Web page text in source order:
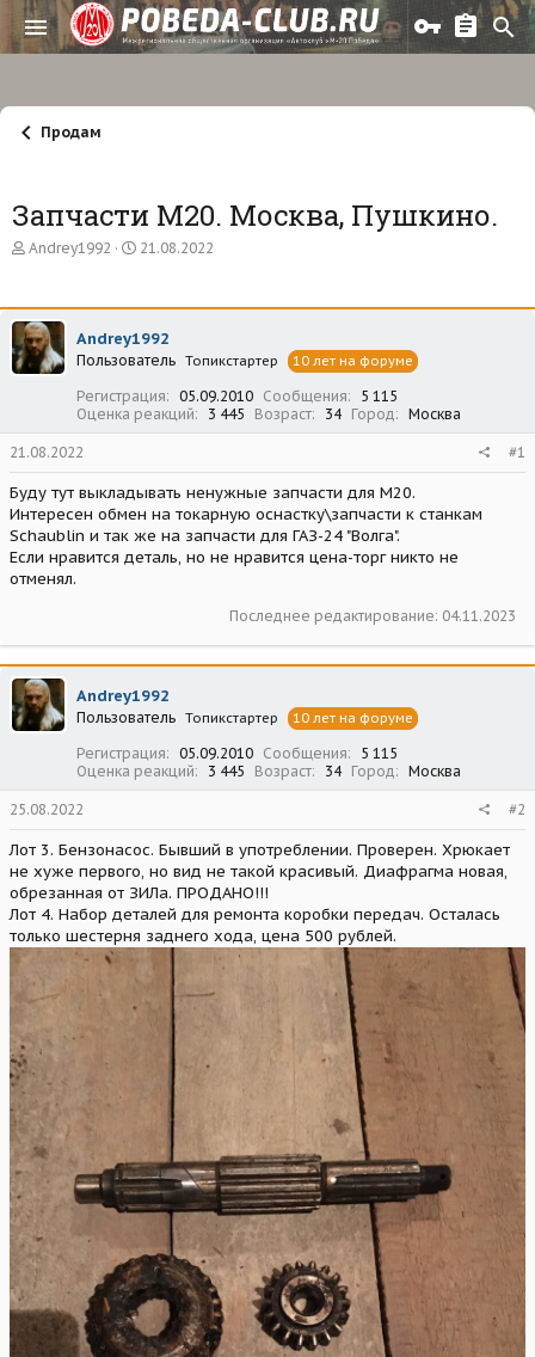
Продам
Запчасти М20. Москва, Пушкино.
А
о
р
т
е
Andrey1992
Д
а
а
ч
л
а
21.08.2022
Andrey1992
Пользователь Топикстартер 10 лет на форуме
Регистрация 05.09.2010 Сообщения
5 115
Оценка реакций
3 445 Возраст 34 Город Москва
21.08.2022 #1
Буду тут выкладывать ненужные запчасти для М20.
Интересен обмен на токарную оснастку\запчасти к станкам
Schaublin и так же на запчасти для ГАЗ-24 "Волга".
Если нравится деталь, но не нравится цена-торг никто не
отменял.
Последнее редактирование: 04.11.2023
Andrey1992
Пользователь Топикстартер 10 лет на форуме
Регистрация 05.09.2010 Сообщения
5 115
Оценка реакций
3 445 Возраст 34 Город Москва
25.08.2022 #2
Лот 3. Бензонасос. Бывший в употреблении. Проверен. Хрюкает
не хуже первого, но вид не такой красивый. Диафрагма новая,
обрезанная от ЗИЛа. ПРОДАНО!!!
Лот 4. Набор деталей для ремонта коробки передач. Осталась
только шестерня заднего хода, цена 500 рублей.